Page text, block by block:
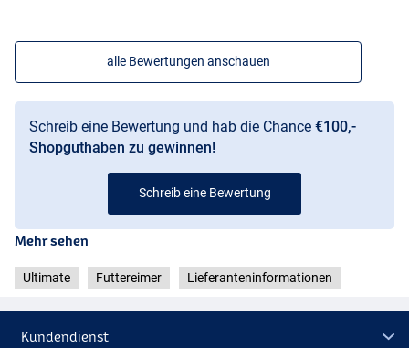
alle Bewertungen anschauen
Schreib eine Bewertung und hab die Chance €100,-
Shopguthaben zu gewinnen!
Schreib eine Bewertung
Mehr sehen
Ultimate Futtereimer Lieferanteninformationen
Kundendienst